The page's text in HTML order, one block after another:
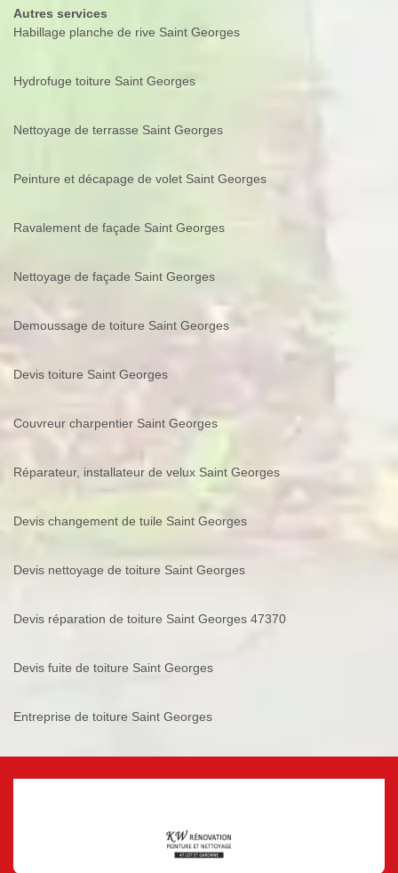
Autres services
Habillage planche de rive Saint Georges
Hydrofuge toiture Saint Georges
Nettoyage de terrasse Saint Georges
Peinture et décapage de volet Saint Georges
Ravalement de façade Saint Georges
Nettoyage de façade Saint Georges
Demoussage de toiture Saint Georges
Devis toiture Saint Georges
Couvreur charpentier Saint Georges
Réparateur, installateur de velux Saint Georges
Devis changement de tuile Saint Georges
Devis nettoyage de toiture Saint Georges
Devis réparation de toiture Saint Georges 47370
Devis fuite de toiture Saint Georges
Entreprise de toiture Saint Georges